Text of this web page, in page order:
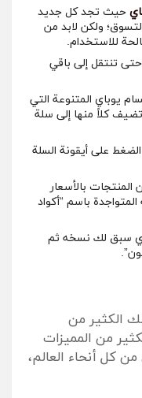
حيث تجد كل جديد
ولكن لابد من
للاستخدام.
تنتقل إلى باقي
يوباي المتنوعة التي
كلاً منها إلى سلة
على أيقونة السلة
المنتجات بالأسعار
المتواجدة باسم “أكواد
سبق لك نسخه ثم
الكثير من
من المميزات
كل أنحاء العالم،